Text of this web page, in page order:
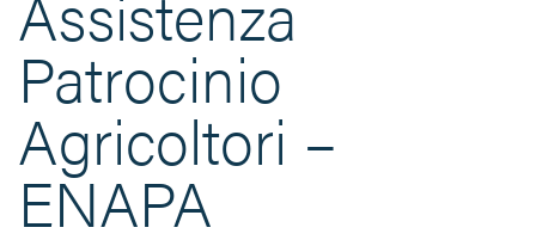
Patrocinio
Agricoltori –
ENAPA